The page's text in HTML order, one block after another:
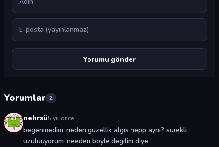
E-posta
Yorumlar 2
nehrsü5 yıl önce
begenmedim .neden guzellik algıs hepp aynı? surekli
uzuluuyorum .needen boyle degilim diye